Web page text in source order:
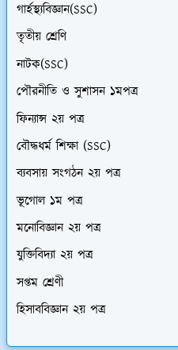
গার্হস্থ্যবিজ্ঞান(SSC)
তৃতীয় শ্রেণি
নাটক(SSC)
পৌরনীতি ও সুশাসন ১মপত্র
ফিন্যান্স ২য় পত্র
বৌদ্ধধর্ম শিক্ষা (SSC)
ব্যবসায় সংগঠন ২য় পত্র
ভূগোল ১ম পত্র
মনোবিজ্ঞান ২য় পত্র
যুক্তিবিদ্যা ২য় পত্র
সপ্তম শ্রেণী
হিসাববিজ্ঞান ২য় পত্র